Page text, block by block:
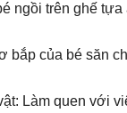
ngồi trên ghế tựa
bắp của bé săn
Làm quen với